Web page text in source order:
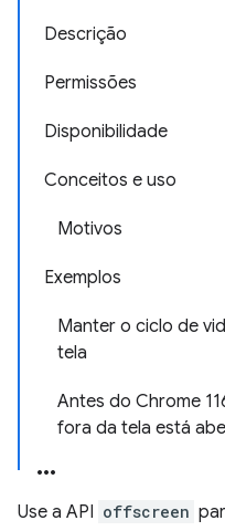
Descrição
Permissões
Disponibilidade
Conceitos e uso
Motivos
Exemplos
Manter o ciclo de
tela
Antes do Chrome
fora da tela está
Use a API offscreen